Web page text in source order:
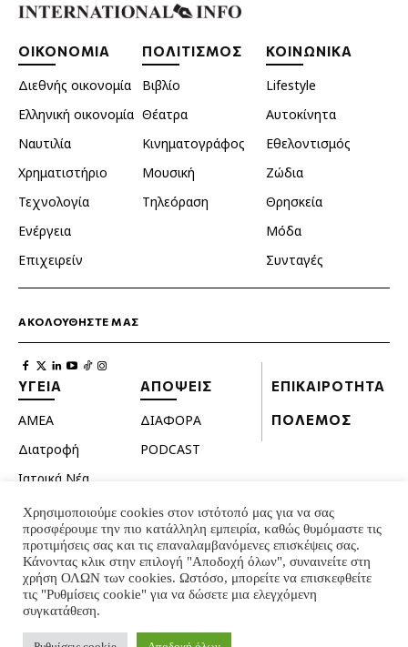
ΟΙΚΟΝΟΜΙΑ
Διεθνής οικονομία
Ελληνική οικονομία
Ναυτιλία
Χρηματιστήριο
Τεχνολογία
Ενέργεια
Επιχειρείν
ΠΟΛΙΤΙΣΜΟΣ
Βιβλίο
Θέατρα
Κινηματογράφος
Μουσική
Τηλεόραση
ΚΟΙΝΩΝΙΚΑ
Lifestyle
Αυτοκίνητα
Εθελοντισμός
Ζώδια
Θρησκεία
Μόδα
Συνταγές
ΑΚΟΛΟΥΘΗΣΤΕ ΜΑΣ
ΥΓΕΙΑ
ΑΜΕΑ
Διατροφή
Ιατρικά Νέα
Κατοικίδια
Ομορφιά
Σεξουαλική ζωή
Ψυχολογία
ΑΠΟΨΕΙΣ
ΔΙΑΦΟΡΑ
PODCAST
ΕΠΙΚΑΙΡΟΤΗΤΑ
ΠΟΛΕΜΟΣ
Χρησιμοποιούμε cookies στον ιστότοπό μας για να σας
προσφέρουμε την πιο κατάλληλη εμπειρία, καθώς θυμόμαστε τις
προτιμήσεις σας και τις επαναλαμβανόμενες επισκέψεις σας.
Κάνοντας κλικ στην επιλογή "Αποδοχή όλων", συναινείτε στη
χρήση ΟΛΩΝ των cookies. Ωστόσο, μπορείτε να επισκεφθείτε
τις "Ρυθμίσεις cookie" για να δώσετε μια ελεγχόμενη
συγκατάθεση.